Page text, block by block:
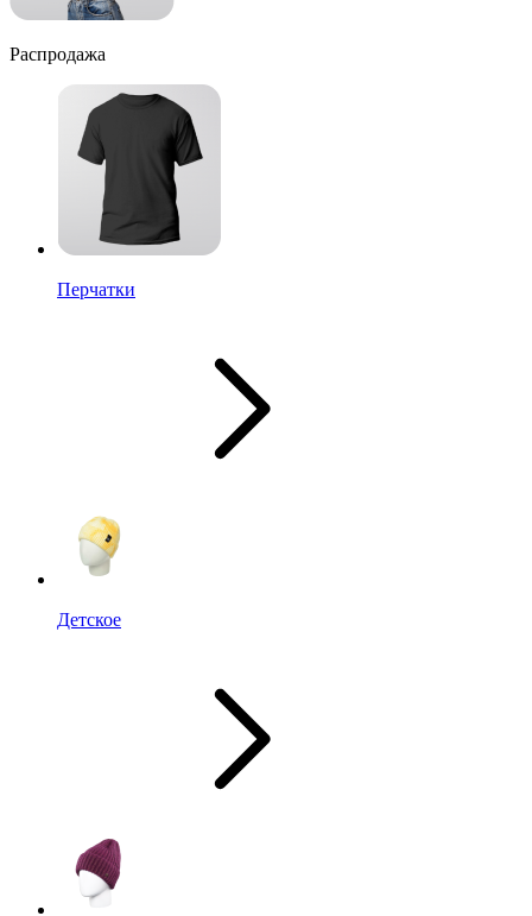
Распродажа
Перчатки
Детское